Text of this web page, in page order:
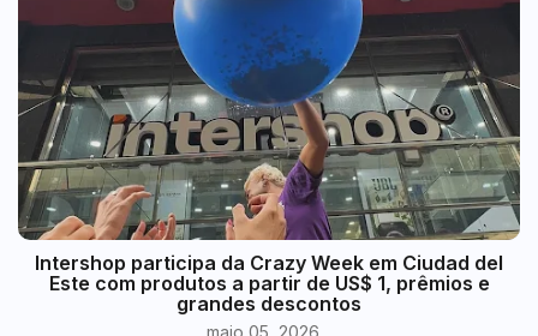
Intershop participa da Crazy Week em Ciudad del
Este com produtos a partir de US$ 1, prêmios e
grandes descontos